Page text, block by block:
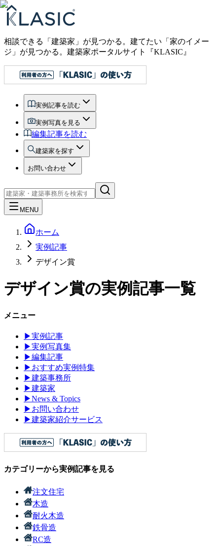
相談できる「建築家」が見つかる。建てたい「家のイメー
ジ」が見つかる。 建築家ポータルサイト『KLASIC』
実例記事を読む
実例写真を見る
編集記事を読む
建築家を探す
お問い合わせ
MENU
ホーム
実例記事
デザイン賞
デザイン賞の実例記事一覧
メニュー
▶実例記事
▶実例写真集
▶編集記事
▶ おすすめ実例特集
▶建築事務所
▶建築家
▶News & Topics
▶ お問い合わせ
▶建築家紹介サービス
カテゴリーから実例記事を見る
注文住宅
木造
耐火木造
鉄骨造
RC造